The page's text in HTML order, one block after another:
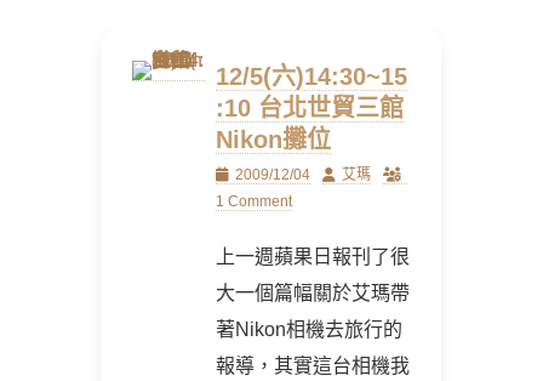
12/5(六)14:30~15
:10 台北世貿三館
Nikon攤位
Posted
on
2009/12/04 Author
艾瑪
1 Comment
上一週蘋果日報刊了很
大一個篇幅關於艾瑪帶
著Nikon相機去旅行的
報導，其實這台相機我